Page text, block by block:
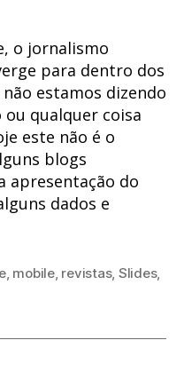
o jornalismo
para dentro dos
estamos dizendo
qualquer coisa
este não é o
blogs
apresentação do
dados e
, mobile, revistas, Slides,